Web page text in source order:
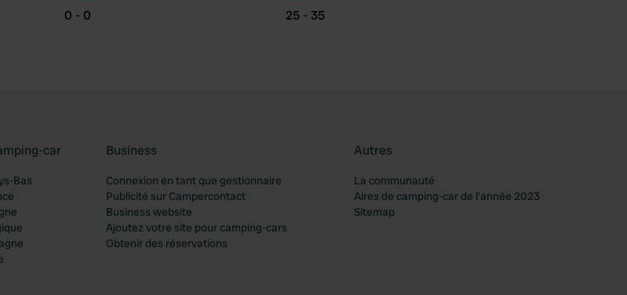
0 - 0 25 - 35
car
Bas
Business
Connexion en tant que gestionnaire
Publicité sur Campercontact
Business website
Ajoutez votre site pour camping-cars
Obtenir des réservations
Autres
La communauté
Aires de camping-car de l’année 2023
Sitemap